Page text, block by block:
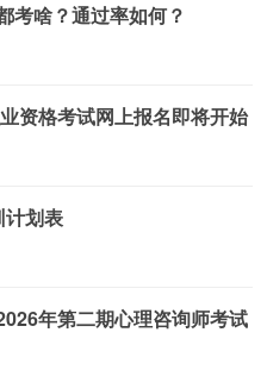
考啥？通过率如何？
资格考试网上报名即将开始
计划表
年第二期心理咨询师考试